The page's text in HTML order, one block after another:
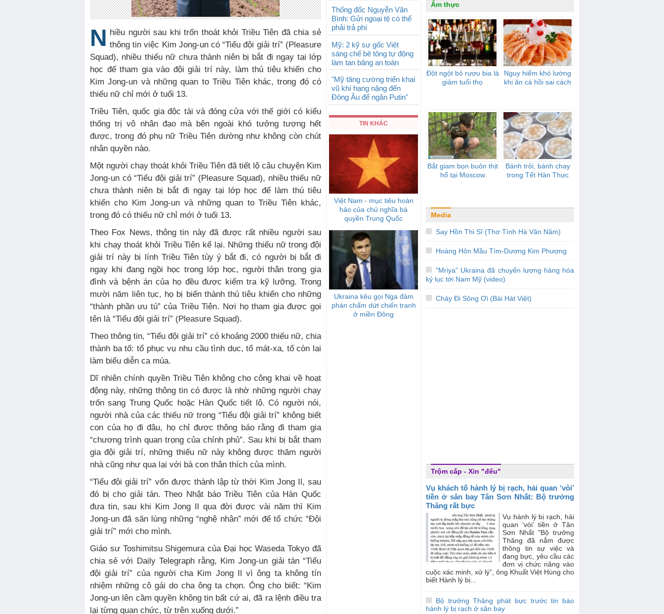
N hiều người sau khi trốn thoát khỏi Triều Tiên đã chia sẻ
thông tin việc Kim Jong-un có “Tiểu đội giải trí” (Pleasure
Squad), nhiều thiếu nữ chưa thành niên bị bắt đi ngay tại lớp
học để tham gia vào đội giải trí này, làm thú tiêu khiển cho
Kim Jong-un và những quan to Triều Tiên khác, trong đó có
thiếu nữ chỉ mới ở tuổi 13.
Triều Tiên, quốc gia độc tài và đóng cửa với thế giới có kiểu
thống trị vô nhân đạo mà bên ngoài khó tưởng tượng hết
được, trong đó phụ nữ Triều Tiên dường như không còn chút
nhân quyền nào.
Một người chạy thoát khỏi Triều Tiên đã tiết lộ câu chuyện Kim
Jong-un có “Tiểu đội giải trí” (Pleasure Squad), nhiều thiếu nữ
chưa thành niên bị bắt đi ngay tại lớp học để làm thú tiêu
khiển cho Kim Jong-un và những quan to Triều Tiên khác,
trong đó có thiếu nữ chỉ mới ở tuổi 13.
Theo Fox News, thông tin này đã được rất nhiều người sau
khi chạy thoát khỏi Triều Tiên kể lại. Những thiếu nữ trong đội
giải trí này bị lính Triều Tiên tùy ý bắt đi, có người bị bắt đi
ngay khi đang ngồi học trong lớp học, người thân trong gia
đình và bệnh án của họ đều được kiểm tra kỹ lưỡng. Trong
mười năm liên tục, họ bị biến thành thú tiêu khiển cho những
“thành phần ưu tú” của Triều Tiên. Nơi họ tham gia được gọi
tên là “Tiểu đội giải trí” (Pleasure Squad).
Theo thông tin, “Tiểu đội giải trí” có khoảng 2000 thiếu nữ, chia
thành ba tổ: tổ phục vụ nhu cầu tình dục, tổ mát-xa, tổ còn lại
làm biểu diễn ca múa.
Dĩ nhiên chính quyền Triều Tiên không cho công khai về hoạt
động này, những thông tin có được là nhờ những người chạy
trốn sang Trung Quốc hoặc Hàn Quốc tiết lộ. Có người nói,
người nhà của các thiếu nữ trong “Tiểu đội giải trí” không biết
con của họ đi đâu, họ chỉ được thông báo rằng đi tham gia
“chương trình quan trọng của chính phủ”. Sau khi bị bắt tham
gia đội giải trí, những thiếu nữ này không được thăm người
nhà cũng như qua lại với bà con thân thích của mình.
“Tiểu đội giải trí” vốn được thành lập từ thời Kim Jong Il, sau
đó bị cho giải tán. Theo Nhật báo Triều Tiên của Hàn Quốc
đưa tin, sau khi Kim Jong Il qua đời được vài năm thì Kim
Jong-un đã săn lùng những “nghệ nhân” mới để tổ chức “Đội
giải trí” mới cho mình.
Giáo sư Toshimitsu Shigemura của Đại học Waseda Tokyo đã
chia sẻ với Daily Telegraph rằng, Kim Jong-un giải tán “Tiểu
đội giải trí” của người cha Kim Jong Il vì ông ta không tín
nhiệm những cô gái do cha ông ta chọn. Ông cho biết: “Kim
Jong-un lên cầm quyền không tin bất cứ ai, đã ra lệnh điều tra
lại từng quan chức, từ trên xuống dưới.”
Thống đốc Nguyễn Văn
Bình: Gửi ngoại tệ có thể
phải trả phí
Mỹ: 2 kỹ sư gốc Việt
sáng chế bê tông tự động
làm tan băng an toàn
"Mỹ tăng cường triển khai
vũ khí hạng nặng đến
Đông Âu để ngăn Putin"
TIN KHÁC
Việt Nam - mục tiêu hoàn
hảo của chủ nghĩa bá
quyền Trung Quốc
Ukraina kêu gọi Nga đàm
phán chấm dứt chiến tranh
ở miền Đông
Ẩm thực
Đột ngột bỏ rượu bia là
giảm tuổi thọ
Nguy hiểm khó lường
khi ăn cá hồi sai cách
Bắt giam bọn buôn thịt
hổ tại Moscow
Bánh trôi, bánh chay
trong Tết Hàn Thực
Media
Say Hồn Thi Sĩ (Thơ Tình Hà Văn Năm)
Hoàng Hôn Mầu Tím-Dương Kim Phượng
"Mriya" Ukraina đã chuyển lượng hàng hóa
kỷ lục tới Nam Mỹ (video)
Chảy Đi Sông Ơi (Bài Hát Việt)
Trộm cắp - Xin "đểu"
Vụ khách tố hành lý bị rạch, hải quan ‘vòi’
tiền ở sân bay Tân Sơn Nhất: Bộ trưởng
Thăng rất bực
Vụ hành lý bị rạch, hải
quan ‘vòi’ tiền ở Tân
Sơn Nhất "Bộ trưởng
Thăng đã nắm được
thông tin sự việc và
đang bực, yêu cầu các
đơn vị chức năng vào
cuộc xác minh, xử lý”, ông Khuất Việt Hùng cho
biết Hành lý bị...
Bộ trưởng Thăng phát bực trước tin báo
hành lý bị rạch ở sân bay